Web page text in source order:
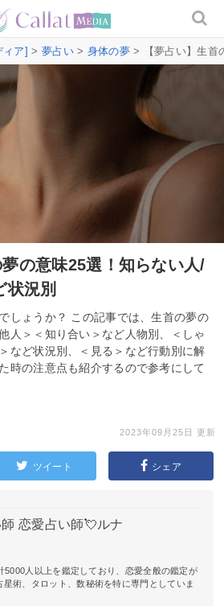
ア] > 夢占い> 身体の夢> 【夢占い】生首
夢の意味25選！知らない人/
状況別
しょうか？ この記事では、生首の夢の
人＞＜知り合い＞など人物別、＜しゃ
など状況別、＜見る＞など行動別に解
時の注意点も紹介するので参考にして
2023年09月25日 更新
ツイート シェア
恋愛占い師💘ルナ
5000人以上を鑑定しており、恋愛全般の鑑定が
星術、タロット、数秘術を特に専門としていま